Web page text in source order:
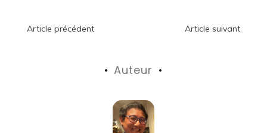
Navigation
Article précédent Article suivant
Auteur